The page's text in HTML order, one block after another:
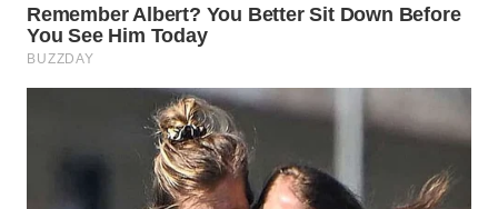
WN
MAJALENGKA